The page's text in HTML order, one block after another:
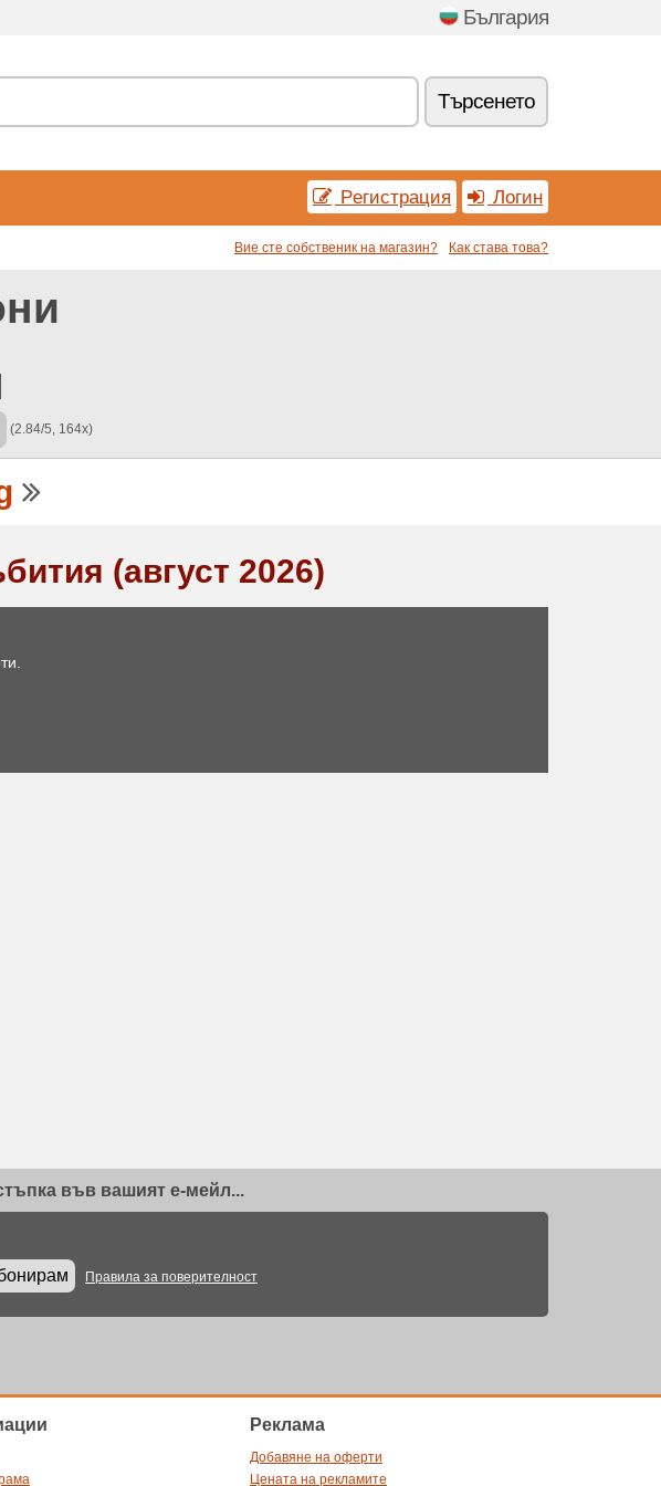
България
Tърсенетo
Pегистрация Логин
Вие сте собственик на магазин? Как става това?
(2.84/5, 164x)
(август 2026)
във вашият е-мейл...
Правила за поверителност
Pеклама
Добавяне на оферти
Цената на рекламите